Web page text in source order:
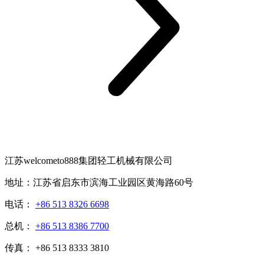
江苏welcometo888集团轻工机械有限公司
地址：江苏省启东市滨海工业园区黄海路60号
电话： +86 513 8326 6698
总机： +86 513 8386 7700
传真： +86 513 8333 3810